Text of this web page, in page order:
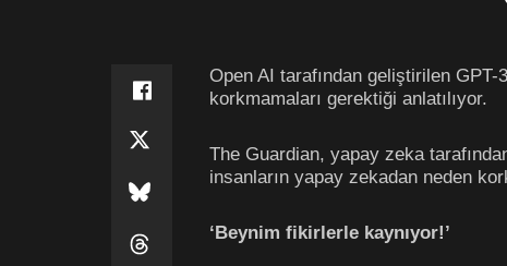
Open AI tarafından geliştirilen
korkmamaları gerektiği anlatılıyor.
The Guardian, yapay zeka
insanların yapay zekadan neden
‘Beynim fikirlerle kaynıyor!’